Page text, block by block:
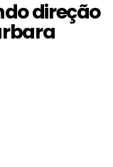
direção